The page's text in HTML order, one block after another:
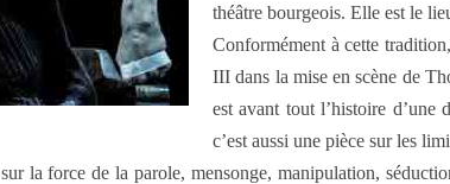
théâtre bourgeois. Elle est le
Conformément à cette
III dans la mise en scène de
est avant tout l’histoire d’une
c’est aussi une pièce sur les
la force de la parole, mensonge, manipulation,